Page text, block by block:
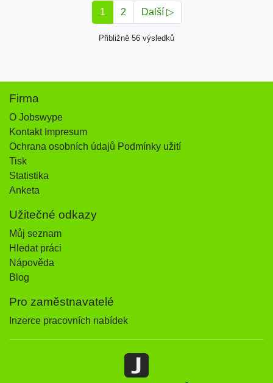
1 2 Další ▷
Přibližně 56 výsledků
Firma
O Jobswype
Kontakt Impresum
Ochrana osobních údajů Podmínky užití
Tisk
Statistika
Anketa
Užitečné odkazy
Můj seznam
Hledat práci
Nápověda
Blog
Pro zaměstnavatelé
Inzerce pracovních nabídek